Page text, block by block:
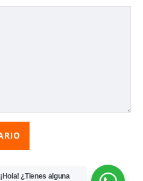
¡Hola! ¿Tienes alguna